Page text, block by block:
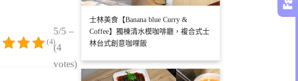
5/5 –
(4
votes)
(4)
士林美食【Banana blue Curry &
Coffee】獨棟清水模咖啡廳，複合式士
林台式創意咖哩飯